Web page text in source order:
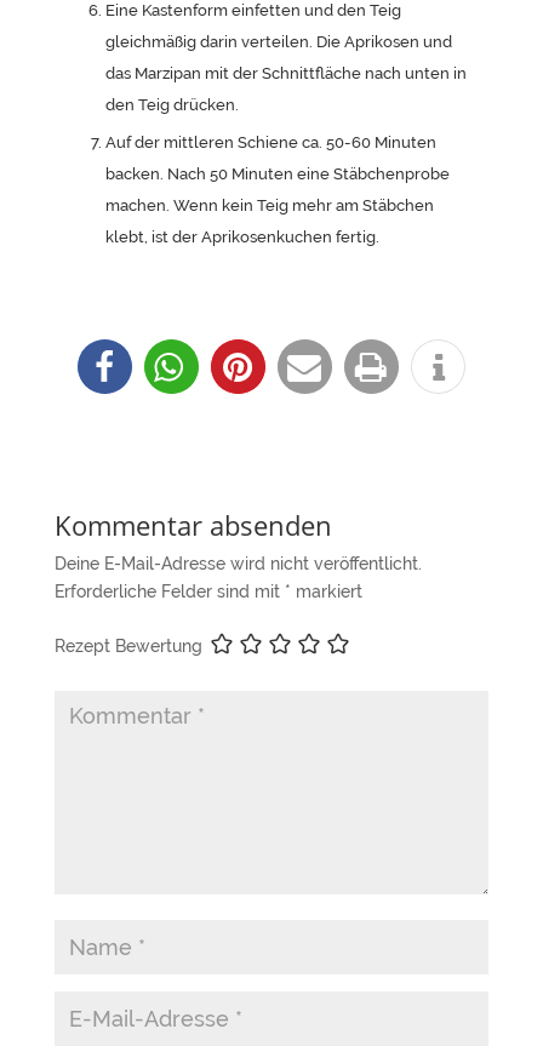
Eine Kastenform einfetten und den Teig
gleichmäßig darin verteilen. Die Aprikosen und
das Marzipan mit der Schnittfläche nach unten in
den Teig drücken.
Auf der mittleren Schiene ca. 50-60 Minuten
backen. Nach 50 Minuten eine Stäbchenprobe
machen. Wenn kein Teig mehr am Stäbchen
klebt, ist der Aprikosenkuchen fertig.
Kommentar absenden
Deine E-Mail-Adresse wird nicht veröffentlicht.
Erforderliche Felder sind mit * markiert
Rezept Bewertung